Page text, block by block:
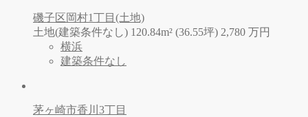
磯子区岡村1丁目(土地)
土地(建築条件なし) 120.84m² (36.55坪) 2,780 万円
横浜
建築条件なし
茅ヶ崎市香川3丁目